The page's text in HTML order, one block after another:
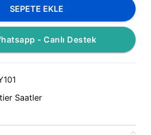
SEPETE EKLE
- Canlı Destek
Saatler